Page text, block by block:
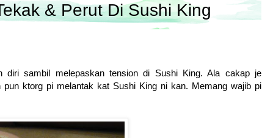
& Perut Di Sushi King
diri sambil melepaskan tension di Sushi King. Ala cakap je
pun ktorg pi melantak kat Sushi King ni kan. Memang wajib pi